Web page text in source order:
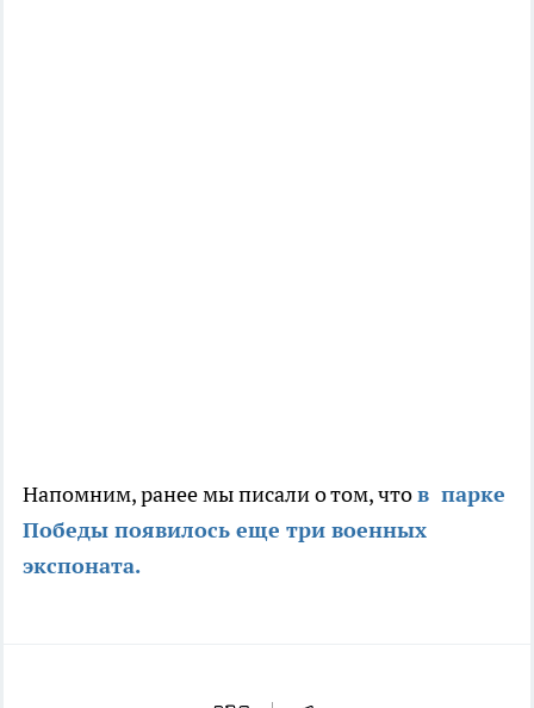
Напомним, ранее мы писали о том, чтов парке
Победы появилось еще три военных
экспоната.